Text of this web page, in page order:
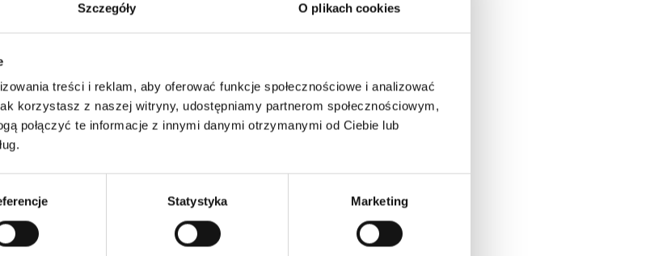
Szczegóły O plikach cookies
treści i reklam, aby oferować funkcje społecznościowe i analizować
korzystasz z naszej witryny, udostępniamy partnerom społecznościowym,
połączyć te informacje z innymi danymi otrzymanymi od Ciebie lub
Statystyka Marketing
towaru